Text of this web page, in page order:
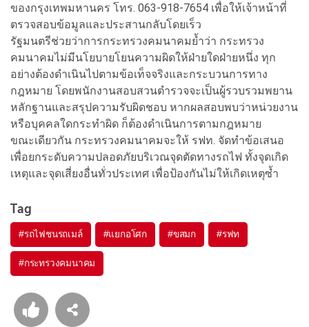
ของกรุงเทพมหานคร โทร. 063-918-7654 เพื่อให้เจ้าหน้าที่
ตรวจสอบข้อมูลและประสานกลับโดยเร็ว
รัฐมนตรีช่วยว่าการกระทรวงคมนาคมย้ำว่า กระทรวง
คมนาคมไม่มีนโยบายโยนความผิดให้ฝ่ายใดฝ่ายหนึ่ง ทุก
อย่างต้องดำเนินไปตามข้อเท็จจริงและกระบวนการทาง
กฎหมาย โดยพนักงานสอบสวนตำรวจจะเป็นผู้รวบรวมพยาน
หลักฐานและสรุปความรับผิดชอบ หากผลสอบพบว่าหน่วยงาน
หรือบุคคลใดกระทำผิด ก็ต้องดำเนินการตามกฎหมาย
ขณะเดียวกัน กระทรวงคมนาคมจะให้ รฟท. จัดทำข้อเสนอ
เพื่อยกระดับความปลอดภัยบริเวณจุดตัดทางรถไฟ ทั้งจุดเกิด
เหตุและจุดเสี่ยงอื่นทั่วประเทศ เพื่อป้องกันไม่ให้เกิดเหตุซ้ำ
Tag
#รถไฟชนรถเมล์ #แยกอโศก #ขสมก #รฟท
#กระทรวงคมนาคม